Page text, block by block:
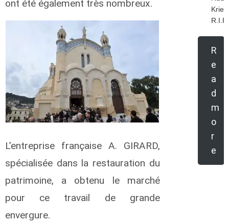
ont été également très nombreux.
L’entreprise française A. GIRARD,
spécialisée dans la restauration du
patrimoine, a obtenu le marché
pour ce travail de grande
envergure.
R.I.P.
R
e
a
d
m
o
r
e